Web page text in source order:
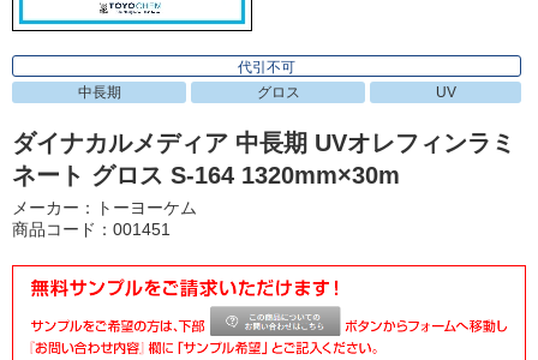
代引不可
中長期
グロス UV
ダイナカルメディア 中長期 UVオレフィンラミ
ネート グロス S-164 1320mm×30m
メーカー：トーヨーケム
商品コード：001451